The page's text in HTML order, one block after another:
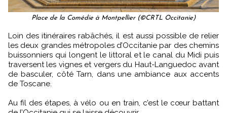
Place de la Comédie à Montpellier (©CRTL Occitanie)
Loin des itinéraires rabâchés, il est aussi possible de relier
les deux grandes métropoles d’Occitanie par des chemins
buissonniers qui longent le littoral et le canal du Midi puis
traversent les vignes et vergers du Haut-Languedoc avant
de basculer, côté Tarn, dans une ambiance aux accents
de Toscane.
Au fil des étapes, à vélo ou en train, c’est le cœur battant